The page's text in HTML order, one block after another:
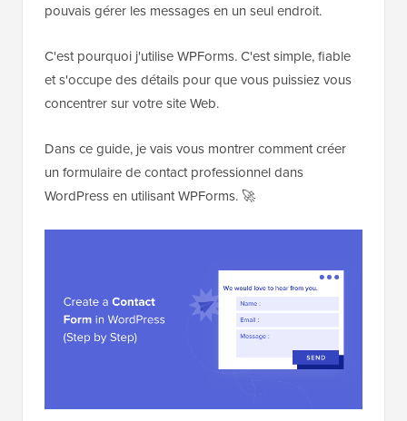
pouvais gérer les messages en un seul endroit.
C'est pourquoi j'utilise WPForms. C'est simple, fiable
et s'occupe des détails pour que vous puissiez vous
concentrer sur votre site Web.
Dans ce guide, je vais vous montrer comment créer
un formulaire de contact professionnel dans
WordPress en utilisant WPForms. 🚀